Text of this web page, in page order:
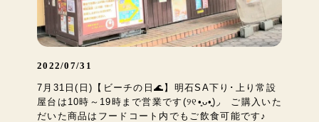
2022/07/31
7月31日(日)【ビーチの日🌊】明石SA下り･上り常設
屋台は10時～19時まで営業です‎(୨୧•͈ᴗ•͈)◞ ご購入いた
だいた商品はフードコート内でもご飲食可能です♪